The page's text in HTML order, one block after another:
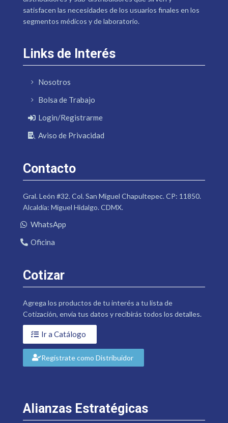
satisfacen las necesidades de los usuarios finales en los
segmentos médicos y de laboratorio.
Links de Interés
Nosotros
Bolsa de Trabajo
Login/Registrarme
Aviso de Privacidad
Contacto
Gral. León #32. Col. San Miguel Chapultepec. CP: 11850.
Alcaldía: Miguel Hidalgo. CDMX.
WhatsApp
Oficina
Cotizar
Agrega los productos de tu interés a tu lista de
Cotización, envía tus datos y recibirás todos los detalles.
Ir a Catálogo
Regístrate como Distribuidor
Alianzas Estratégicas